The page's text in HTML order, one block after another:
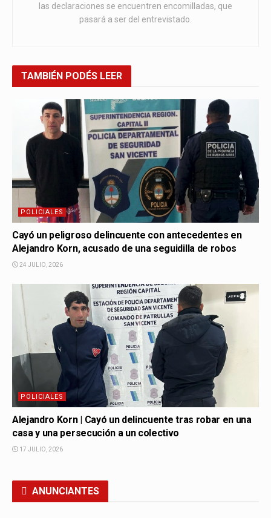
las declaraciones se encuentren encomilladas, que
pasará a ser del entrevistado.
TAMBIÉN PODÉS LEER
POLICIALES
Cayó un peligroso delincuente con antecedentes en
Alejandro Korn, acusado de una seguidilla de robos
24 JULIO, 2026
POLICIALES
Alejandro Korn | Cayó un delincuente tras robar en una
casa y una persecución a un colectivo
17 JULIO, 2026
ANUNCIANTES